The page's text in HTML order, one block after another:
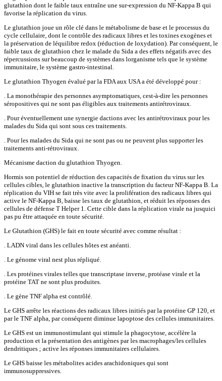
glutathion dont le faible taux entraîne une sur-expression du NF-Kappa B qui
favorise la réplication du virus.
Le glutathion joue un rôle clé dans le métabolisme de base et le processus du
cycle cellulaire, dont le contrôle des radicaux libres et les toxines exogènes et
la préservation de léquilibre redox (réduction de loxydation). Par conséquent, le
faible taux de glutathion chez le malade du Sida a des effets négatifs avec des
répercussions sur beaucoup de systèmes dans lorganisme tels que le système
immunitaire, le système gastro-intestinal.
Le glutathion Thyogen évalué par la FDA aux USA a été développé pour :
. La monothérapie des personnes asymptomatiques, cest-à-dire les personnes
séropositives qui ne sont pas éligibles aux traitements antirétroviraux.
. Pour éventuellement une synergie dactions avec les antirétroviraux pour les
malades du Sida qui sont sous ces traitements.
. Pour les malades du Sida qui ne sont pas ou ne peuvent plus supporter les
traitements anti-rétroviraux.
Mécanisme daction du glutathion Thyogen.
Hormis son potentiel de réduction des capacités de fixation du virus sur les
cellules cibles, le glutathion inactive la transcription du facteur NF-Kappa B. La
réplication du VIH se fait très vite avec la prolifération des radicaux libres qui
active le NF-Kappa B, baisse les taux de glutathion, et réduit les réponses des
cellules de défense T Helper 1. Cette cible dans la réplication virale na jusquici
pas pu être attaquée en toute sécurité.
Le Glutathion (GHS) le fait en toute sécurité avec comme résultat :
. LADN viral dans les cellules hôtes est anéanti.
. Le génome viral nest plus répliqué.
. Les protéines virales telles que transcriptase inverse, protéase virale et la
protéine TAT ne sont plus produites.
. Le gène TNF alpha est contrôlé.
Le GHS arrête les réactions des radicaux libres initiés par la protéine GP 120, et
par le TNF alpha, par conséquent diminue lapoptose des cellules immunitaires.
Le GHS est un immunostimulant qui stimule la phagocytose, accélère la
production et la présentation des antigènes par les macrophages/les cellules
dendritiques ; active les réponses immunitaires cellulaires.
Le GHS baisse les métabolites acides arachidoniques qui sont
immunosuppressives.